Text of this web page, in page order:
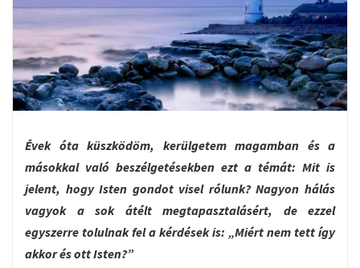
Évek óta küszködöm, kerülgetem magamban és a
másokkal való beszélgetésekben ezt a témát: Mit is
jelent, hogy Isten gondot visel rólunk? Nagyon hálás
vagyok a sok átélt megtapasztalásért, de ezzel
egyszerre tolulnak fel a kérdések is: „Miért nem tett így
akkor és ott Isten?”